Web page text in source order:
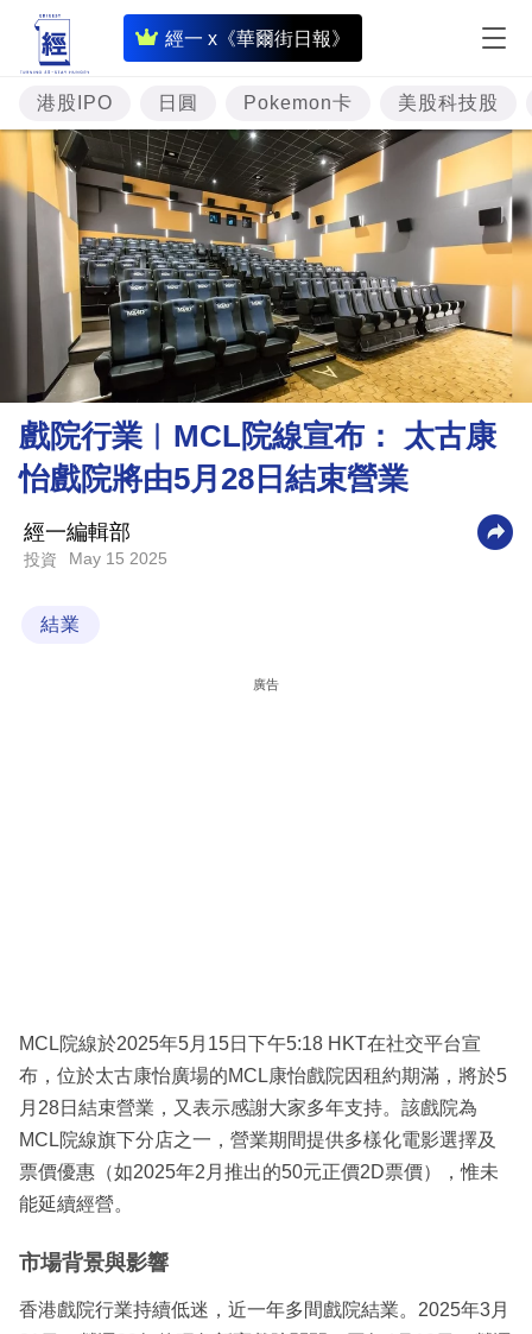
經一 x《華爾街日報》
即
時
財
經
專
題
投
資
樓
市
理
商
科
區
港股IPO 日圓 Pokemon卡 美股科技股
戲院行業︳MCL院線宣布： 太古康
怡戲院將由5月28日結束營業
經一編輯部
投資 May 15 2025
結業
廣告
MCL院線於2025年5月15日下午5:18 HKT在社交平台宣
布，位於太古康怡廣場的MCL康怡戲院因租約期滿，將於5
月28日結束營業，又表示感謝大家多年支持。該戲院為
MCL院線旗下分店之一，營業期間提供多樣化電影選擇及
票價優惠（如2025年2月推出的50元正價2D票價），惟未
能延續經營。
市場背景與影響
香港戲院行業持續低迷，近一年多間戲院結業。2025年3月